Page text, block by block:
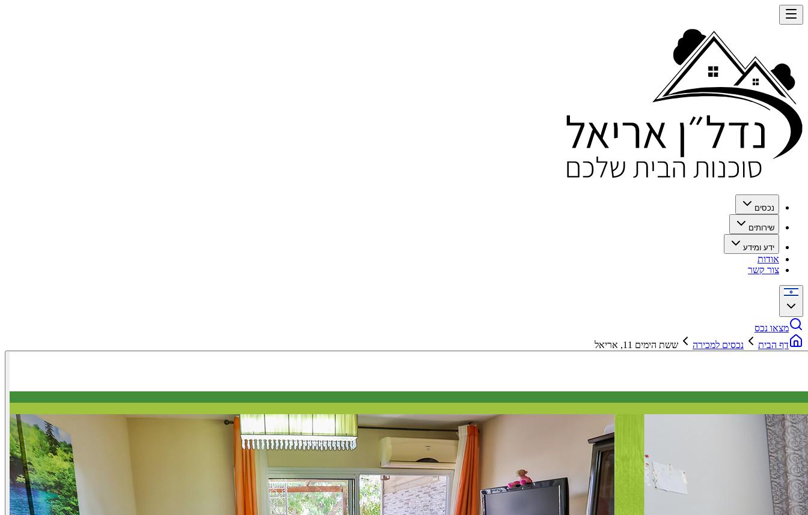
נכסים
שירותים
ידע ומידע
אודות
צור קשר
מצאו נכס
דף הבית
נכסים למכירה ששת הימים 11, אריאל